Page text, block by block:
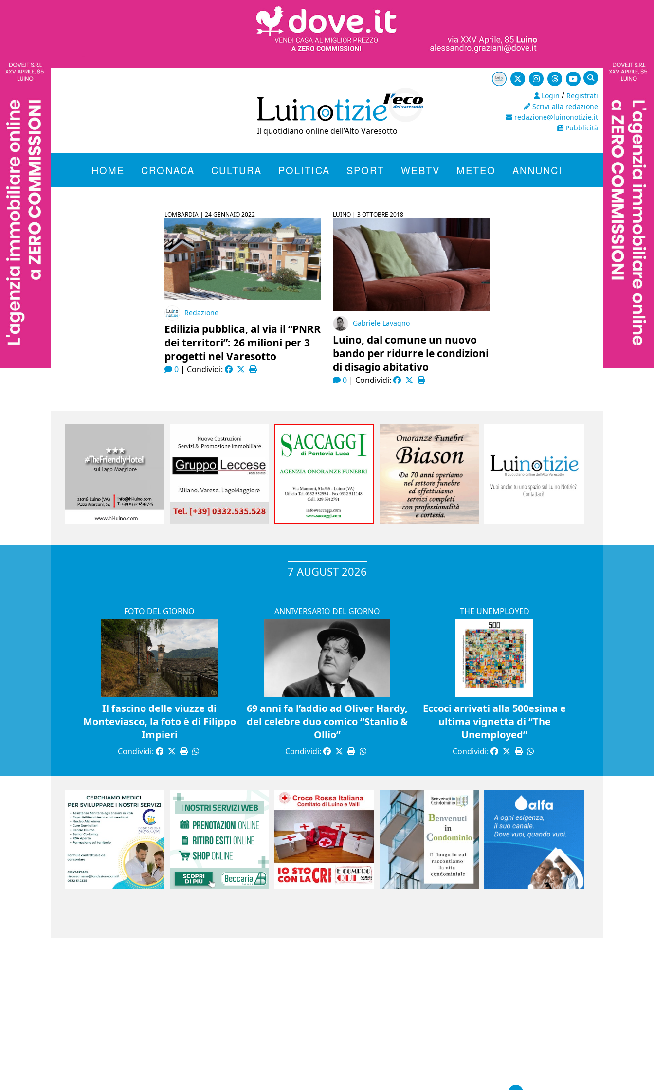
Il quotidiano online dell’Alto Varesotto
Login / Registrati
Scrivi alla redazione
redazione@luinonotizie.it
Pubblicità
HOME CRONACA CULTURA POLITICA SPORT WEBTV METEO ANNUNCI
LOMBARDIA | 24 GENNAIO 2022
Redazione
Edilizia pubblica, al via il “PNRR
dei territori”: 26 milioni per 3
progetti nel Varesotto
0| Condividi:
LUINO |3 OTTOBRE 2018
Gabriele Lavagno
Luino, dal comune un nuovo
bando per ridurre le condizioni
di disagio abitativo
0 | Condividi:
7 AUGUST 2026
FOTO DEL GIORNO
Il fascino delle viuzze di
Monteviasco, la foto è di Filippo
Impieri
Condividi:
ANNIVERSARIO DEL GIORNO
69 anni fa l’addio ad Oliver Hardy,
del celebre duo comico “Stanlio &
Ollio”
Condividi:
THE UNEMPLOYED
Eccoci arrivati alla 500esima e
ultima vignetta di “The
Unemployed”
Condividi: